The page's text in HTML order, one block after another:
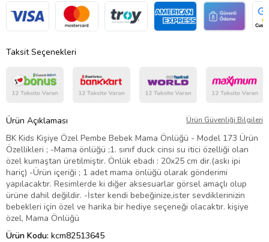
Taksit Seçenekleri
Ürün Açıklaması Ürün Güvenliği Bilgileri
BK Kids Kişiye Özel Pembe Bebek Mama Önlüğü - Model 173 Ürün
Özellikleri ; -Mama önlüğü ;1. sınıf duck cinsi su itici özelliği olan
özel kumaştan üretilmiştir. Önlük ebadı : 20x25 cm dir.(askı ipi
hariç) -Ürün içeriği ; 1 adet mama önlüğü olarak gönderimi
yapılacaktır. Resimlerde ki diğer aksesuarlar görsel amaçlı olup
ürüne dahil değildir. -İster kendi bebeğinize,ister sevdiklerinizin
bebekleri için özel ve harika bir hediye seçeneği olacaktır. kişiye
özel, Mama Önlüğü
Ürün Kodu: kcm82513645